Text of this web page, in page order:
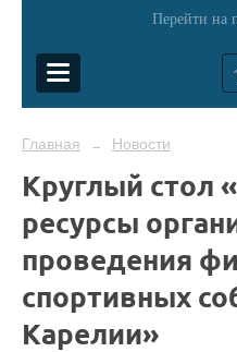
Перейти на
Главная → Новости
Круглый стол
ресурсы
проведения
спортивных
Карелии»